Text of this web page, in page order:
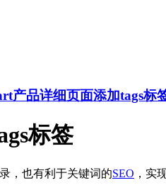
产品详细页面添加tags标
标签
，也有利于关键词的SEO ，实